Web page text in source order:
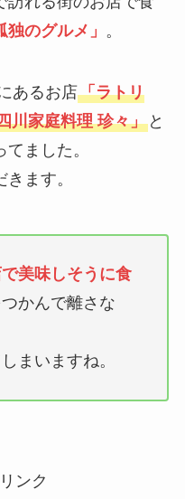
のグルメ」 。
あるお店「ラトリ
川家庭料理 珍々」と
ました。
ます。
美味しそうに食
かんで離さな
まいますね。
ンク